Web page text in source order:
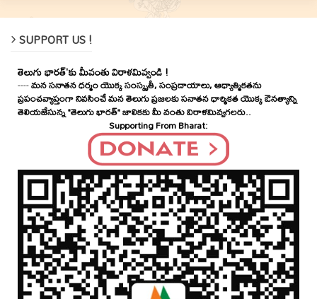
SUPPORT US !
తెలుగు భారత్'కు మీవంతు విరాళమివ్వండి !
----మన సనాతన ధర్మం యొక్క సంస్కృతీ, సంప్రదాయాలు, ఆధ్యాత్మికతను
ప్రపంచవ్యాప్తంగా నివసించే మన తెలుగు ప్రజలకు సనాతన ధార్మికత యొక్క ఔనత్యాన్ని
తెలియజేసున్న "తెలుగు భారత్" జాలికకు మీ వంతు విరాళమివ్వగలరు..
Supporting From Bharat: